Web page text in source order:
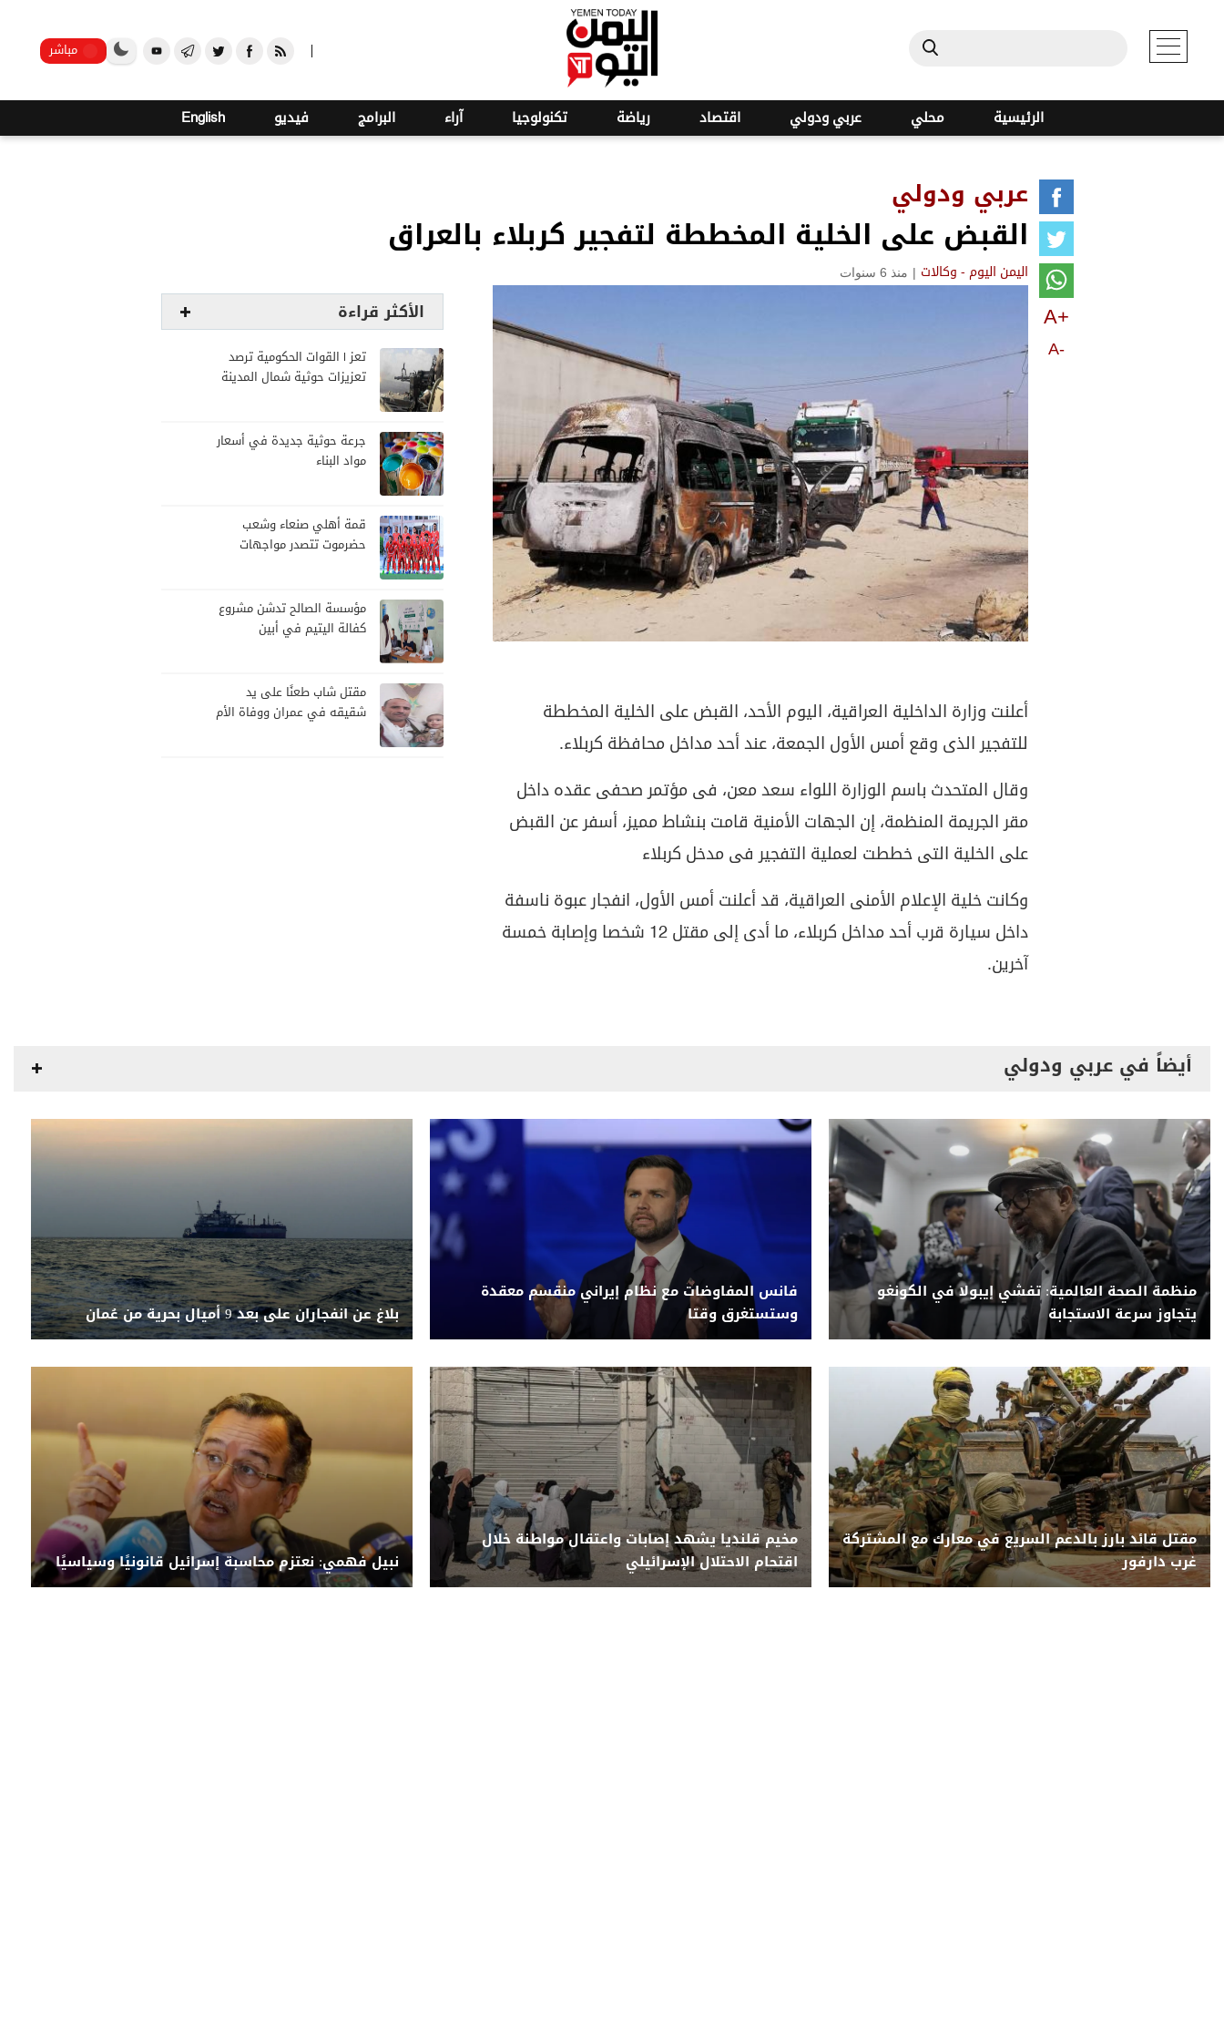
صنعاء مباشر
الرئيسية محلي عربي ودولي اقتصاد رياضة تكنولوجيا آراء البرامج فيديو English
عربي ودولي
القبض على الخلية المخططة لتفجير كربلاء بالعراق
اليمن اليوم - وكالات | منذ 6 سنوات
A+
A-
أعلنت وزارة الداخلية العراقية، اليوم الأحد، القبض على الخلية المخططة
للتفجير الذى وقع أمس الأول الجمعة، عند أحد مداخل محافظة كربلاء.
وقال المتحدث باسم الوزارة اللواء سعد معن، فى مؤتمر صحفى عقده داخل
مقر الجريمة المنظمة، إن الجهات الأمنية قامت بنشاط مميز، أسفر عن القبض
على الخلية التى خططت لعملية التفجير فى مدخل كربلاء
وكانت خلية الإعلام الأمنى العراقية، قد أعلنت أمس الأول، انفجار عبوة ناسفة
داخل سيارة قرب أحد مداخل كربلاء، ما أدى إلى مقتل 12 شخصا وإصابة خمسة
آخرين.
الأكثر قراءة
تعز | القوات الحكومية ترصد
تعزيزات حوثية شمال المدينة
جرعة حوثية جديدة في أسعار
مواد البناء
قمة أهلي صنعاء وشعب
حضرموت تتصدر مواجهات
مؤسسة الصالح تدشن مشروع
كفالة اليتيم في أبين
مقتل شاب طعنًا على يد
شقيقه في عمران ووفاة الأم
أيضاً في عربي ودولي
منظمة الصحة العالمية: تفشي إيبولا في الكونغو
يتجاوز سرعة الاستجابة
فانس المفاوضات مع نظام إيراني منقسم معقدة
وستستغرق وقتا
بلاغ عن انفجاران على بعد 9 أميال بحرية من عُمان
مقتل قائد بارز بالدعم السريع في معارك مع المشتركة
غرب دارفور
مخيم قلنديا يشهد إصابات واعتقال مواطنة خلال
اقتحام الاحتلال الإسرائيلي
نبيل فهمي: نعتزم محاسبة إسرائيل قانونيًا وسياسيًا